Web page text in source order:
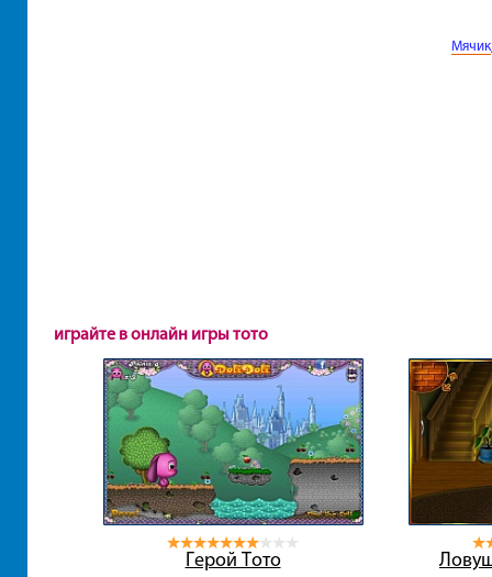
Мячик
играйте в онлайн игры тото
Герой Тото